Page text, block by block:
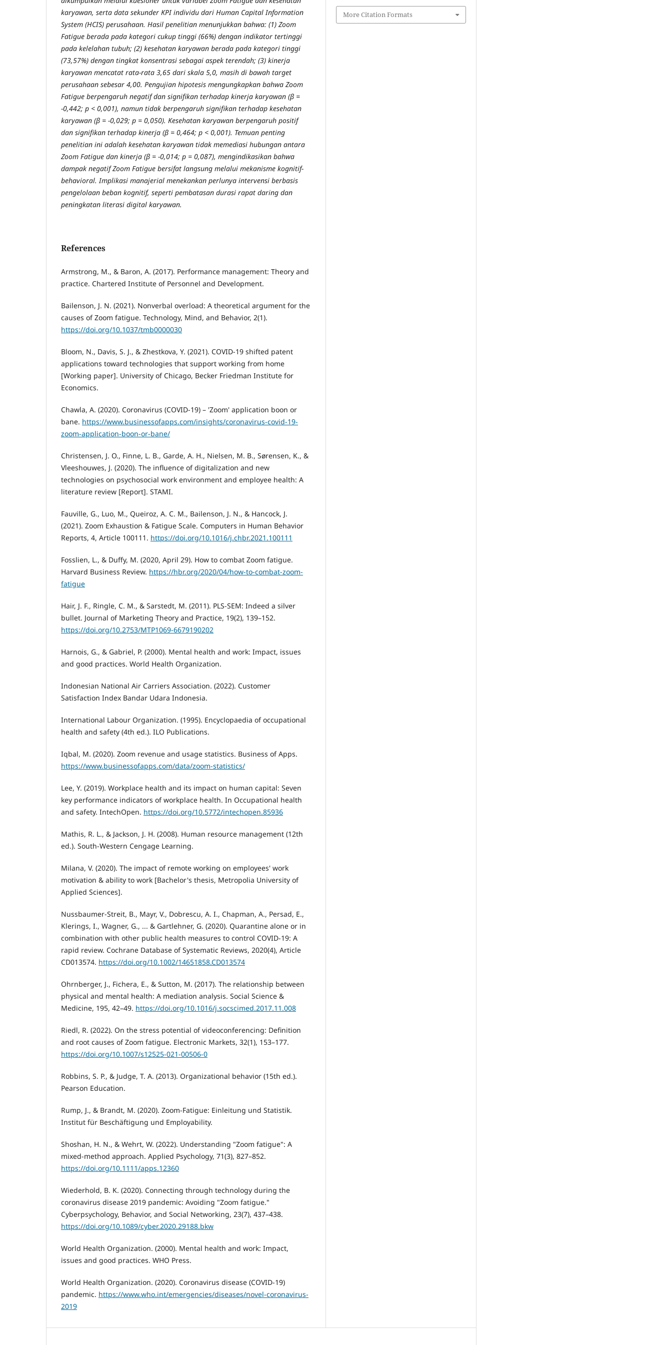
karyawan, serta data sekunder KPI individu dari Human Capital Information
System (HCIS) perusahaan. Hasil penelitian menunjukkan bahwa: (1) Zoom
Fatigue berada pada kategori cukup tinggi (66%) dengan indikator tertinggi
pada kelelahan tubuh; (2) kesehatan karyawan berada pada kategori tinggi
(73,57%) dengan tingkat konsentrasi sebagai aspek terendah; (3) kinerja
karyawan mencatat rata-rata 3,65 dari skala 5,0, masih di bawah target
perusahaan sebesar 4,00. Pengujian hipotesis mengungkapkan bahwa Zoom
Fatigue berpengaruh negatif dan signifikan terhadap kinerja karyawan (β =
-0,442; p < 0,001), namun tidak berpengaruh signifikan terhadap kesehatan
karyawan (β = -0,029; p = 0,050). Kesehatan karyawan berpengaruh positif
dan signifikan terhadap kinerja (β = 0,464; p < 0,001). Temuan penting
penelitian ini adalah kesehatan karyawan tidak memediasi hubungan antara
Zoom Fatigue dan kinerja (β = -0,014; p = 0,087), mengindikasikan bahwa
dampak negatif Zoom Fatigue bersifat langsung melalui mekanisme kognitif-
behavioral. Implikasi manajerial menekankan perlunya intervensi berbasis
pengelolaan beban kognitif, seperti pembatasan durasi rapat daring dan
peningkatan literasi digital karyawan.
References
Armstrong, M., & Baron, A. (2017). Performance management: Theory and
practice. Chartered Institute of Personnel and Development.
Bailenson, J. N. (2021). Nonverbal overload: A theoretical argument for the
causes of Zoom fatigue. Technology, Mind, and Behavior, 2(1).
https://doi.org/10.1037/tmb0000030
Bloom, N., Davis, S. J., & Zhestkova, Y. (2021). COVID-19 shifted patent
applications toward technologies that support working from home
[Working paper]. University of Chicago, Becker Friedman Institute for
Economics.
Chawla, A. (2020). Coronavirus (COVID-19) – 'Zoom' application boon or
bane. https://www.businessofapps.com/insights/coronavirus-covid-19-
zoom-application-boon-or-bane/
Christensen, J. O., Finne, L. B., Garde, A. H., Nielsen, M. B., Sørensen, K., &
Vleeshouwes, J. (2020). The influence of digitalization and new
technologies on psychosocial work environment and employee health: A
literature review [Report]. STAMI.
Fauville, G., Luo, M., Queiroz, A. C. M., Bailenson, J. N., & Hancock, J.
(2021). Zoom Exhaustion & Fatigue Scale. Computers in Human Behavior
Reports, 4, Article 100111. https://doi.org/10.1016/j.chbr.2021.100111
Fosslien, L., & Duffy, M. (2020, April 29). How to combat Zoom fatigue.
Harvard Business Review. https://hbr.org/2020/04/how-to-combat-zoom-
fatigue
Hair, J. F., Ringle, C. M., & Sarstedt, M. (2011). PLS-SEM: Indeed a silver
bullet. Journal of Marketing Theory and Practice, 19(2), 139–152.
https://doi.org/10.2753/MTP1069-6679190202
Harnois, G., & Gabriel, P. (2000). Mental health and work: Impact, issues
and good practices. World Health Organization.
Indonesian National Air Carriers Association. (2022). Customer
Satisfaction Index Bandar Udara Indonesia.
International Labour Organization. (1995). Encyclopaedia of occupational
health and safety (4th ed.). ILO Publications.
Iqbal, M. (2020). Zoom revenue and usage statistics. Business of Apps.
https://www.businessofapps.com/data/zoom-statistics/
Lee, Y. (2019). Workplace health and its impact on human capital: Seven
key performance indicators of workplace health. In Occupational health
and safety. IntechOpen. https://doi.org/10.5772/intechopen.85936
Mathis, R. L., & Jackson, J. H. (2008). Human resource management (12th
ed.). South-Western Cengage Learning.
Milana, V. (2020). The impact of remote working on employees' work
motivation & ability to work [Bachelor's thesis, Metropolia University of
Applied Sciences].
Nussbaumer-Streit, B., Mayr, V., Dobrescu, A. I., Chapman, A., Persad, E.,
Klerings, I., Wagner, G., ... & Gartlehner, G. (2020). Quarantine alone or in
combination with other public health measures to control COVID-19: A
rapid review. Cochrane Database of Systematic Reviews, 2020(4), Article
CD013574. https://doi.org/10.1002/14651858.CD013574
Ohrnberger, J., Fichera, E., & Sutton, M. (2017). The relationship between
physical and mental health: A mediation analysis. Social Science &
Medicine, 195, 42–49. https://doi.org/10.1016/j.socscimed.2017.11.008
Riedl, R. (2022). On the stress potential of videoconferencing: Definition
and root causes of Zoom fatigue. Electronic Markets, 32(1), 153–177.
https://doi.org/10.1007/s12525-021-00506-0
Robbins, S. P., & Judge, T. A. (2013). Organizational behavior (15th ed.).
Pearson Education.
Rump, J., & Brandt, M. (2020). Zoom-Fatigue: Einleitung und Statistik.
Institut für Beschäftigung und Employability.
Shoshan, H. N., & Wehrt, W. (2022). Understanding "Zoom fatigue": A
mixed-method approach. Applied Psychology, 71(3), 827–852.
https://doi.org/10.1111/apps.12360
Wiederhold, B. K. (2020). Connecting through technology during the
coronavirus disease 2019 pandemic: Avoiding "Zoom fatigue."
Cyberpsychology, Behavior, and Social Networking, 23(7), 437–438.
https://doi.org/10.1089/cyber.2020.29188.bkw
World Health Organization. (2000). Mental health and work: Impact,
issues and good practices. WHO Press.
World Health Organization. (2020). Coronavirus disease (COVID-19)
pandemic. https://www.who.int/emergencies/diseases/novel-coronavirus-
2019
More Citation Formats